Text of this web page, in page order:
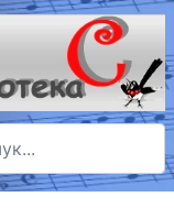
or more characters